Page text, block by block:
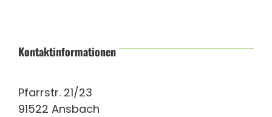
Kontaktinformationen
Pfarrstr. 21/23
91522 Ansbach